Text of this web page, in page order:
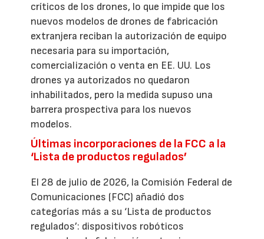
críticos de los drones, lo que impide que los
nuevos modelos de drones de fabricación
extranjera reciban la autorización de equipo
necesaria para su importación,
comercialización o venta en EE. UU. Los
drones ya autorizados no quedaron
inhabilitados, pero la medida supuso una
barrera prospectiva para los nuevos
modelos.
Últimas incorporaciones de la FCC a la
‘Lista de productos regulados’
El 28 de julio de 2026, la Comisión Federal de
Comunicaciones (FCC) añadió dos
categorías más a su ‘Lista de productos
regulados’: dispositivos robóticos